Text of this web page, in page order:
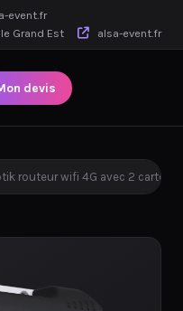
event.fr
Grand Est
alsa-event.fr
devis
routeur wifi 4G avec 2 cartes